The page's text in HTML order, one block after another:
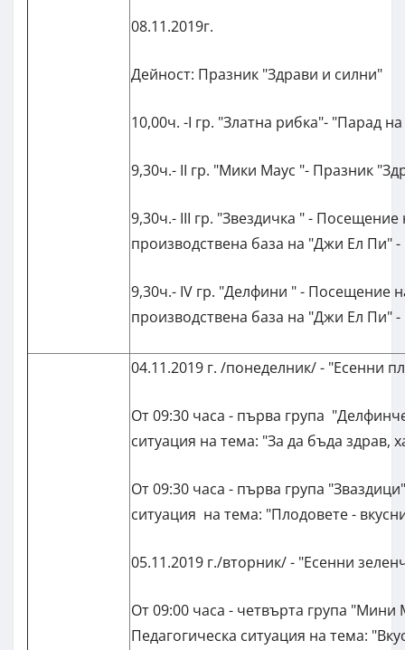
08.11.2019г.
Дейност: Празник "Здрави и силни"
10,00ч. -I гр. "Златна рибка"- "Парад
9,30ч.- II гр. "Мики Маус "- Празник
9,30ч.- III гр. "Звездичка " - Посещение
производствена база на "Джи Ел Пи" -
9,30ч.- IV гр. "Делфини " - Посещение
производствена база на "Джи Ел Пи" -
04.11.2019 г. /понеделник/ - "Есенни
От 09:30 часа - първа група
ситуация на тема: "За да бъда здрав,
От 09:30 часа - първа група
ситуация на тема: "Плодовете -
05.11.2019 г./вторник/ - "Есенни
От 09:00 часа - четвърта група "Мини
Педагогическа ситуация на тема: